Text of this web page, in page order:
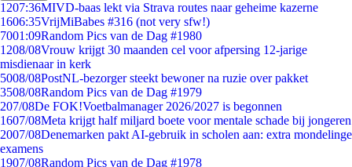
1207:36MIVD-baas lekt via Strava routes naar geheime kazerne
1606:35VrijMiBabes #316 (not very sfw!)
7001:09Random Pics van de Dag #1980
1208/08Vrouw krijgt 30 maanden cel voor afpersing 12-jarige
misdienaar in kerk
5008/08PostNL-bezorger steekt bewoner na ruzie over pakket
3508/08Random Pics van de Dag #1979
207/08De FOK!Voetbalmanager 2026/2027 is begonnen
1607/08Meta krijgt half miljard boete voor mentale schade bij jongeren
2007/08Denemarken pakt AI-gebruik in scholen aan: extra mondelinge
examens
1907/08Random Pics van de Dag #1978